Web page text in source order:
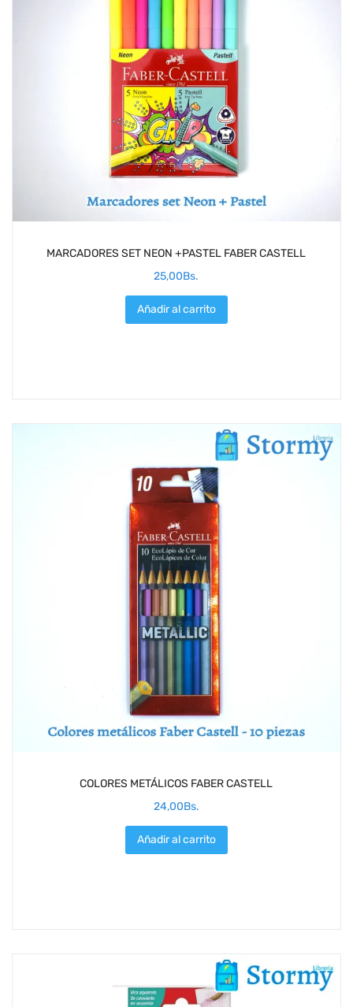
MARCADORES SET NEON +PASTEL FABER CASTELL
25,00Bs.
Añadir al carrito
COLORES METÁLICOS FABER CASTELL
24,00Bs.
Añadir al carrito